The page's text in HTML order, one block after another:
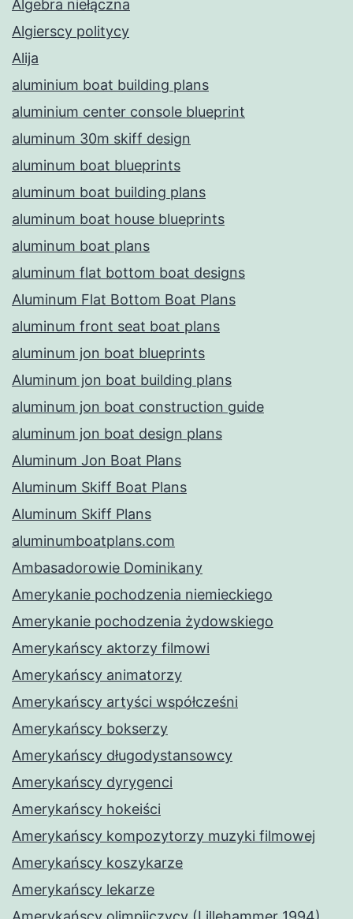
Algebra niełączna
Algierscy politycy
Alija
aluminium boat building plans
aluminium center console blueprint
aluminum 30m skiff design
aluminum boat blueprints
aluminum boat building plans
aluminum boat house blueprints
aluminum boat plans
aluminum flat bottom boat designs
Aluminum Flat Bottom Boat Plans
aluminum front seat boat plans
aluminum jon boat blueprints
Aluminum jon boat building plans
aluminum jon boat construction guide
aluminum jon boat design plans
Aluminum Jon Boat Plans
Aluminum Skiff Boat Plans
Aluminum Skiff Plans
aluminumboatplans.com
Ambasadorowie Dominikany
Amerykanie pochodzenia niemieckiego
Amerykanie pochodzenia żydowskiego
Amerykańscy aktorzy filmowi
Amerykańscy animatorzy
Amerykańscy artyści współcześni
Amerykańscy bokserzy
Amerykańscy długodystansowcy
Amerykańscy dyrygenci
Amerykańscy hokeiści
Amerykańscy kompozytorzy muzyki filmowej
Amerykańscy koszykarze
Amerykańscy lekarze